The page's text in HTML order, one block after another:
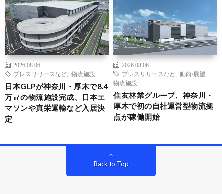
2026.08.06
プレスリリースなど
物流施設
日本GLPが神奈川・厚木で8.4
万㎡の物流施設完成、日本エ
マソンや真栄運輸など入居決
定
2026.08.06
プレスリリースなど
動向/展望
物流施設
住友林業グループ、神奈川・
厚木で初の自社運営型物流拠
点が稼働開始
Back to Top